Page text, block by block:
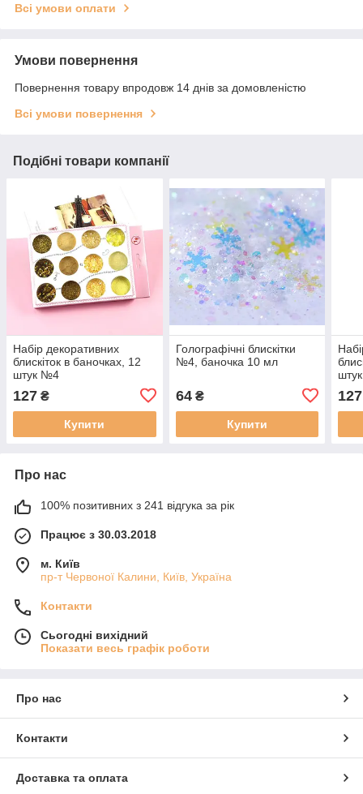
Всі умови оплати
Умови повернення
Повернення товару впродовж 14 днів за домовленістю
Всі умови повернення
Подібні товари компанії
Набір декоративних
блискіток в баночках, 12
штук №4
127 ₴
Купити
Голографічні блискітки
№4, баночка 10 мл
64₴
Купити
127
Про нас
100% позитивних з 241 відгука за рік
Працює з 30.03.2018
м. Київ
пр-т Червоної Калини, Київ, Україна
Контакти
Сьогодні вихідний
Показати весь графік роботи
Про нас
Контакти
Доставка та оплата